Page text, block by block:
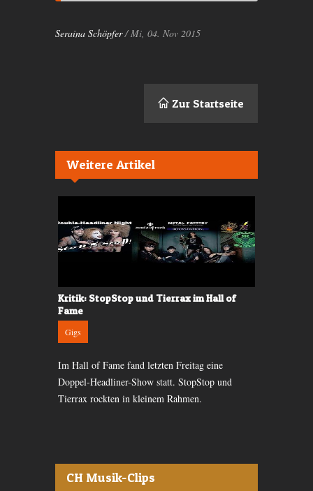
Seraina Schöpfer/ Mi, 04. Nov 2015
Zur Startseite
Weitere Artikel
Kritik: StopStop und Tierrax im Hall of
Fame
Gigs
Im Hall of Fame fand letzten Freitag eine
Doppel-Headliner-Show statt. StopStop und
Tierrax rockten in kleinem Rahmen.
CH Musik-Clips